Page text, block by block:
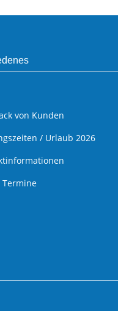
von Kunden
/ Urlaub 2026
Termine